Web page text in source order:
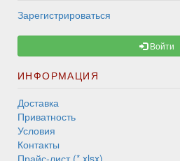
Зарегистрироваться
Войти
ИНФОРМАЦИЯ
Доставка
Приватность
Условия
Контакты
Прайс-лист (*.xlsx)